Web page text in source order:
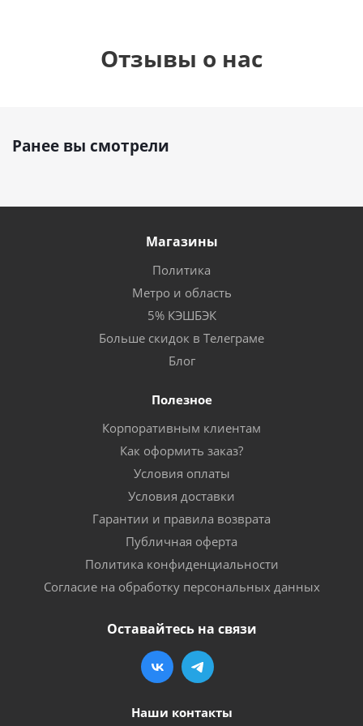
Отзывы о нас
Ранее вы смотрели
Магазины
Политика
Метро и область
5% КЭШБЭК
Больше скидок в Телеграме
Блог
Полезное
Корпоративным клиентам
Как оформить заказ?
Условия оплаты
Условия доставки
Гарантии и правила возврата
Публичная оферта
Политика конфиденциальности
Согласие на обработку персональных данных
Оставайтесь на связи
Наши контакты